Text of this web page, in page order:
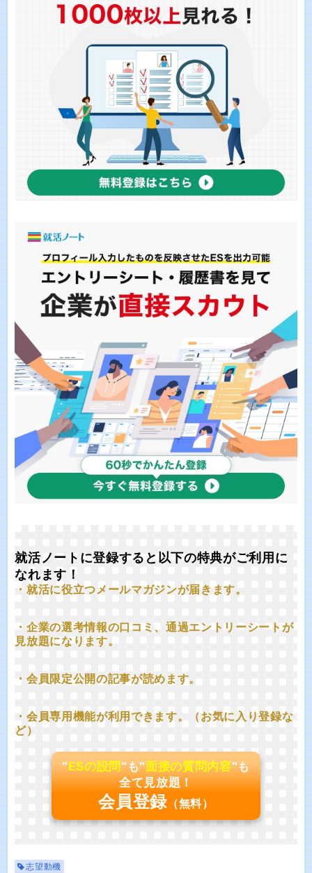
就活ノートに登録すると以下の特典がご利用に
なれます！
・就活に役立つメールマガジンが届きます。
・企業の選考情報の口コミ、通過エントリーシートが
見放題になります。
・会員限定公開の記事が読めます。
・会員専用機能が利用できます。（お気に入り登録な
ど）
"ESの設問"も"面接の質問内容"も
全て見放題！
会員登録 （無料）
志望動機